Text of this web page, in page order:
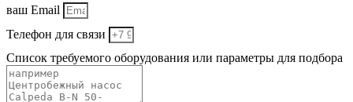
ваш Email
Телефон для связи
Список требуемого оборудования или параметры для подбора